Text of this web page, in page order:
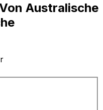
Australische